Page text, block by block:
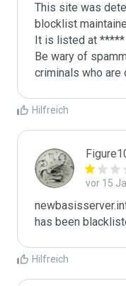
This site was
blocklist
It is listed at *****
Be wary of
criminals who are
Hilfreich
vor 15
has been
Hilfreich